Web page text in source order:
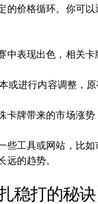
的价格循环。你可
中表现出色，相关
或进行内容调整，
牌带来的市场涨势
些工具或网站，比
远的趋势。
稳打的秘诀